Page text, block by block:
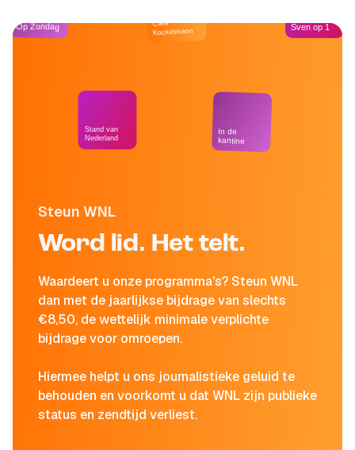
Steun WNL
Word lid. Het telt.
Waardeert u onze programma's? Steun WNL
dan met de jaarlijkse bijdrage van slechts
€8,50, de wettelijk minimale verplichte
bijdrage voor omroepen.
Hiermee helpt u ons journalistieke geluid te
behouden en voorkomt u dat WNL zijn publieke
status en zendtijd verliest.
Op Zondag
Stand van
Nederland
Café
Kockelmann
In de
kantine
Sven op 1